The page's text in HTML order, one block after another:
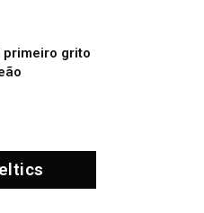
primeiro grito